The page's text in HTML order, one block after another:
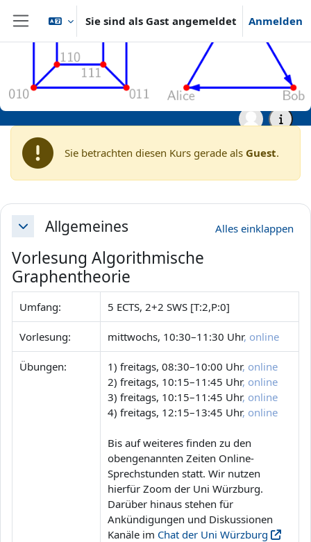
Zum Hauptinhalt
Website-Übersicht
Sie sind als Gast angemeldet Anmelden
Startseite
SS21: Algorithmische
Graphentheorie
Sie betrachten diesen Kurs gerade als Guest.
Abschnittsübersicht
EinklappenAllgemeines Alles einklappen
Vorlesung Algorithmische
Graphentheorie
Umfang: 5 ECTS, 2+2 SWS [T:2,P:0]
Vorlesung: mittwochs, 10:30–11:30 Uhr, online
Übungen: 1) freitags, 08:30–10:00 Uhr, online
2) freitags, 10:15–11:45 Uhr, online
3) freitags, 10:15–11:45 Uhr, online
4) freitags, 12:15–13:45 Uhr, online
Bis auf weiteres finden zu den
obengenannten Zeiten Online-
Sprechstunden statt. Wir nutzen
hierfür Zoom der Uni Würzburg.
Darüber hinaus stehen für
Ankündigungen und Diskussionen
Kanäle im Chat der Uni Würzburg